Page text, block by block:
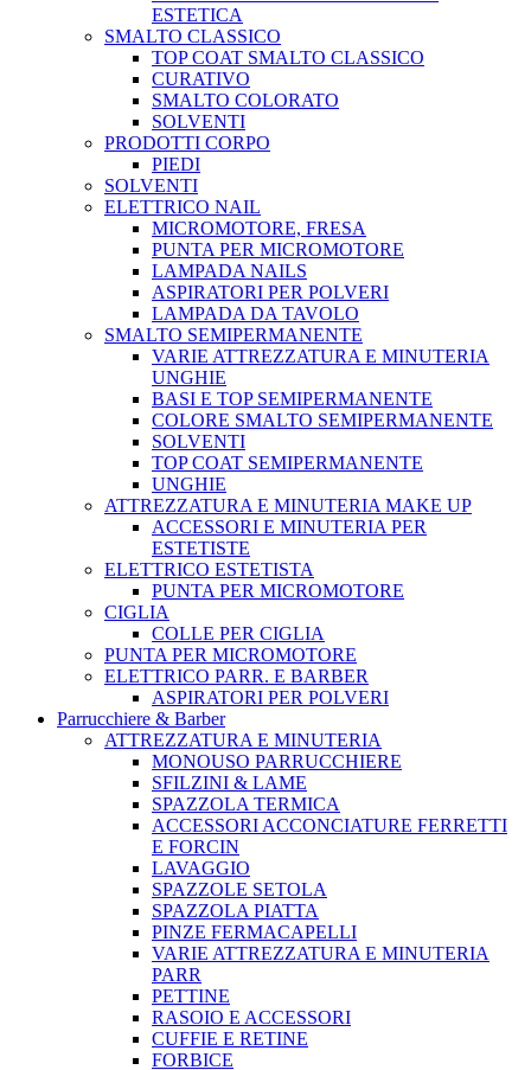
ESTETICA
SMALTO CLASSICO
TOP COAT SMALTO CLASSICO
CURATIVO
SMALTO COLORATO
SOLVENTI
PRODOTTI CORPO
PIEDI
SOLVENTI
ELETTRICO NAIL
MICROMOTORE, FRESA
PUNTA PER MICROMOTORE
LAMPADA NAILS
ASPIRATORI PER POLVERI
LAMPADA DA TAVOLO
SMALTO SEMIPERMANENTE
VARIE ATTREZZATURA E MINUTERIA
UNGHIE
BASI E TOP SEMIPERMANENTE
COLORE SMALTO SEMIPERMANENTE
SOLVENTI
TOP COAT SEMIPERMANENTE
UNGHIE
ATTREZZATURA E MINUTERIA MAKE UP
ACCESSORI E MINUTERIA PER
ESTETISTE
ELETTRICO ESTETISTA
PUNTA PER MICROMOTORE
CIGLIA
COLLE PER CIGLIA
PUNTA PER MICROMOTORE
ELETTRICO PARR. E BARBER
ASPIRATORI PER POLVERI
Parrucchiere & Barber
ATTREZZATURA E MINUTERIA
MONOUSO PARRUCCHIERE
SFILZINI & LAME
SPAZZOLA TERMICA
ACCESSORI ACCONCIATURE FERRETTI
E FORCIN
LAVAGGIO
SPAZZOLE SETOLA
SPAZZOLA PIATTA
PINZE FERMACAPELLI
VARIE ATTREZZATURA E MINUTERIA
PARR
PETTINE
RASOIO E ACCESSORI
CUFFIE E RETINE
FORBICE